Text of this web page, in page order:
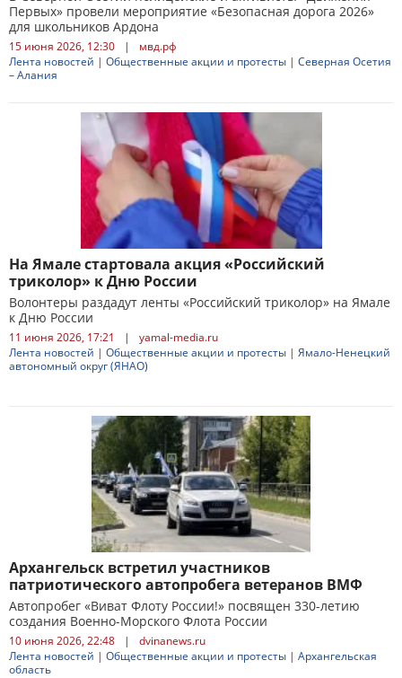
Первых» провели мероприятие «Безопасная дорога 2026»
для школьников Ардона
15 июня 2026, 12:30 |
мвд.рф
Лента новостей | Общественные акции и протесты | Северная Осетия
– Алания
На Ямале стартовала акция «Российский
триколор» к Дню России
Волонтеры раздадут ленты «Российский триколор» на Ямале
к Дню России
11 июня 2026, 17:21 |
yamal-media.ru
Лента новостей | Общественные акции и протесты | Ямало-Ненецкий
автономный округ (ЯНАО)
Архангельск встретил участников
патриотического автопробега ветеранов ВМФ
Автопробег «Виват Флоту России!» посвящен 330-летию
создания Военно-Морского Флота России
10 июня 2026, 22:48 |
dvinanews.ru
Лента новостей | Общественные акции и протесты | Архангельская
область